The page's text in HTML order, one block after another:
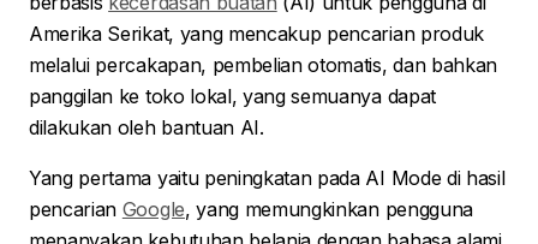
Amerika Serikat, yang mencakup pencarian produk
melalui percakapan, pembelian otomatis, dan bahkan
panggilan ke toko lokal, yang semuanya dapat
dilakukan oleh bantuan AI.
Yang pertama yaitu peningkatan pada AI Mode di hasil
pencarian Google, yang memungkinkan pengguna